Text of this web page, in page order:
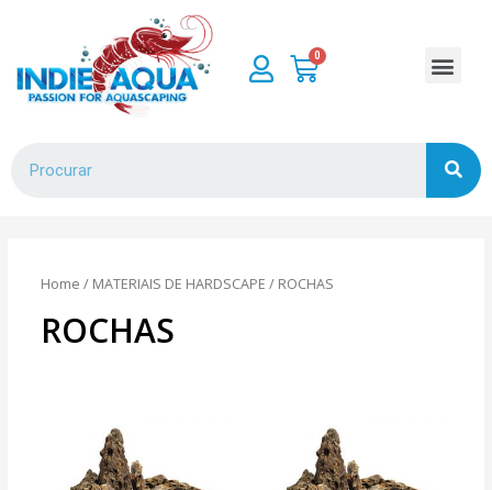
Home / MATERIAIS DE HARDSCAPE / ROCHAS
ROCHAS